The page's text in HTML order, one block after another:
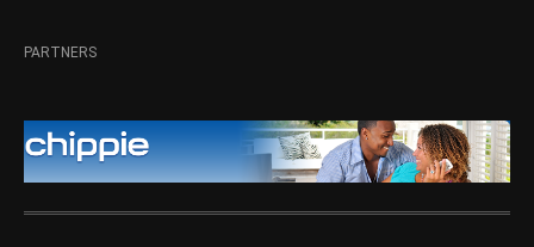
PARTNERS